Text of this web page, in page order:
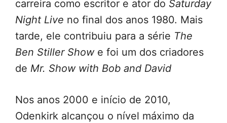
carreira como escritor e ator do Saturday
Night Live no final dos anos 1980. Mais
tarde, ele contribuiu para a série The
Ben Stiller Show e foi um dos criadores
de Mr. Show with Bob and David
Nos anos 2000 e início de 2010,
Odenkirk alcançou o nível máximo da